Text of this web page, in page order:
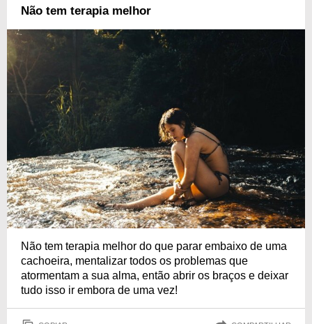
Não tem terapia melhor
Não tem terapia melhor do que parar embaixo de uma
cachoeira, mentalizar todos os problemas que
atormentam a sua alma, então abrir os braços e deixar
tudo isso ir embora de uma vez!